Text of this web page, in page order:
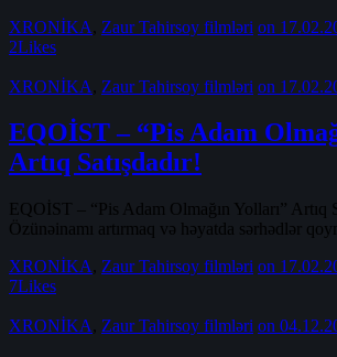
XRONİKA, Zaur Tahirsoy filmləri on
2Likes
XRONİKA, Zaur Tahirsoy filmləri on
EQOİST – “Pis Adam
Artıq Satışdadır!
EQOİST – “Pis Adam Olmağın Yolları” Artıq
Özünəinamı artırmaq və həyatda sərhədlər
XRONİKA, Zaur Tahirsoy filmləri on
7Likes
XRONİKA, Zaur Tahirsoy filmləri on